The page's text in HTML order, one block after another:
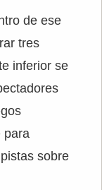
de ese
tres
inferior se
para
sobre